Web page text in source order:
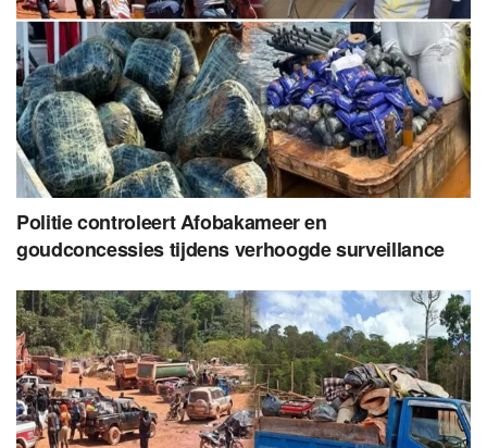
Politie controleert Afobakameer en
goudconcessies tijdens verhoogde surveillance